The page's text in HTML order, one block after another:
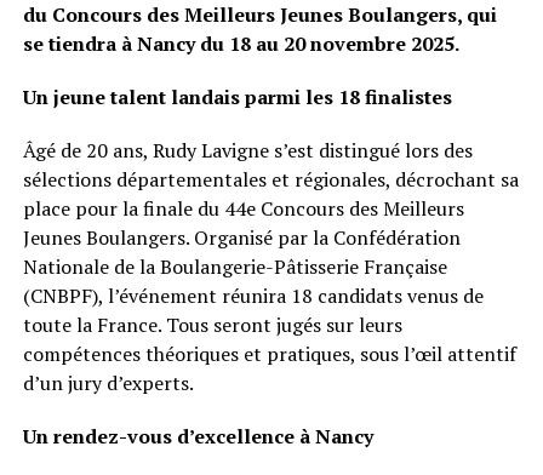
du Concours des Meilleurs Jeunes Boulangers, qui
se tiendra à Nancy du 18 au 20 novembre 2025.
Un jeune talent landais parmi les 18 finalistes
Âgé de 20 ans, Rudy Lavigne s’est distingué lors des
sélections départementales et régionales, décrochant sa
place pour la finale du 44e Concours des Meilleurs
Jeunes Boulangers. Organisé par la Confédération
Nationale de la Boulangerie-Pâtisserie Française
(CNBPF), l’événement réunira 18 candidats venus de
toute la France. Tous seront jugés sur leurs
compétences théoriques et pratiques, sous l’œil attentif
d’un jury d’experts.
Un rendez-vous d’excellence à Nancy